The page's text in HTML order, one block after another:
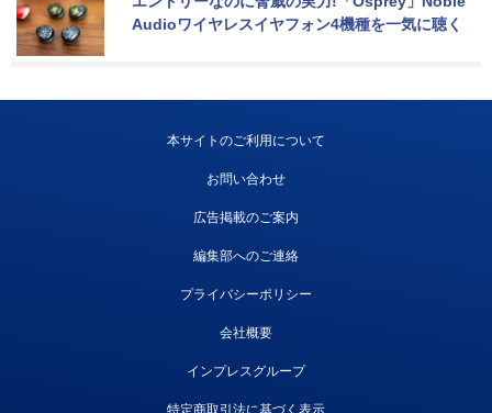
Audioワイヤレスイヤフォン4機種を一気に聴く
本サイトのご利用について
お問い合わせ
広告掲載のご案内
編集部へのご連絡
プライバシーポリシー
会社概要
インプレスグループ